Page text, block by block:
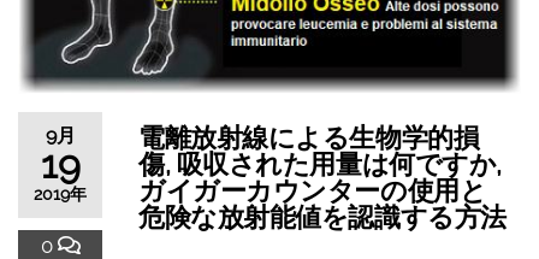
9月
19
2019年
0
電離放射線による生物学的損
傷, 吸収された用量は何ですか,
ガイガーカウンターの使用と
危険な放射能値を認識する方法